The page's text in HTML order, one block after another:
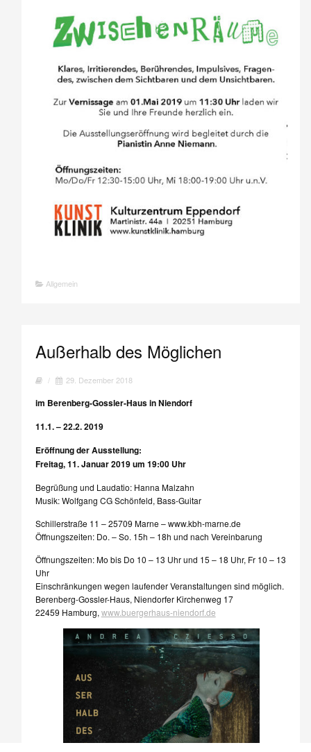
Allgemein
Außerhalb des Möglichen
/ 29. Dezember 2018
im Berenberg-Gossler-Haus in Niendorf
11.1. – 22.2. 2019
Eröffnung der Ausstellung:
Freitag, 11. Januar 2019 um 19:00 Uhr
Begrüßung und Laudatio: Hanna Malzahn
Musik: Wolfgang CG Schönfeld, Bass-Guitar
Schillerstraße 11 – 25709 Marne – www.kbh-marne.de
Öffnungszeiten: Do. – So. 15h – 18h und nach Vereinbarung
Öffnungszeiten: Mo bis Do 10 – 13 Uhr und 15 – 18 Uhr, Fr 10 – 13
Uhr
Einschränkungen wegen laufender Veranstaltungen sind möglich.
Berenberg-Gossler-Haus, Niendorfer Kirchenweg 17
22459 Hamburg, www.buergerhaus-niendorf.de